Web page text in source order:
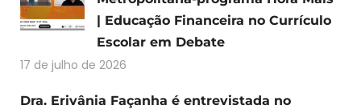
| Educação Financeira no Currículo
Escolar em Debate
17 de julho de 2026
Dra. Erivânia Façanha é entrevistada no